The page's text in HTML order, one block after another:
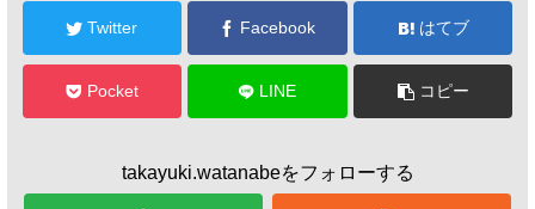
Twitter Facebook はてブ
Pocket LINE コピー
takayuki.watanabeをフォローする